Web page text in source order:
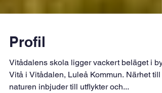
Profil